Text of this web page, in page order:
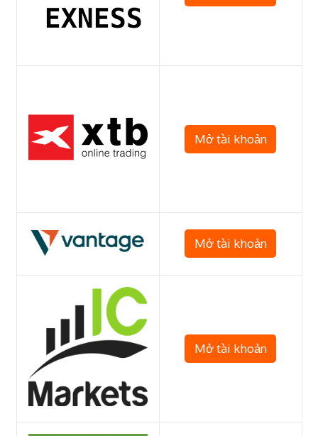
Mở tài khoản
Mở tài khoản
Mở tài khoản